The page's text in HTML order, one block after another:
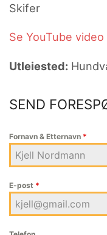
Skifer
Se YouTube
Utleiested:
SEND
Fornavn & Etternavn *
E-post *